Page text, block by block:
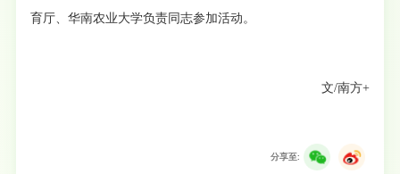
育厅、华南农业大学负责同志参加活动。
文/南方+
分享至: